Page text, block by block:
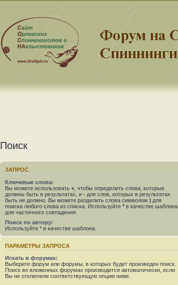
Поиск
ЗАПРОС
Ключевые слова:
Вы можете использовать + , чтобы определить слова, которые
должны быть в результатах, и - для слов, которых в результатах
быть не должно. Вы можете разделить слова символом | для
поиска любого слова из списка. Используйте * в качестве шаблона
для частичного совпадения.
Поиск по автору:
Используйте * в качестве шаблона.
ПАРАМЕТРЫ ЗАПРОСА
Искать в форумах:
Выберите форум или форумы, в которых будет произведен поиск.
Поиск во вложенных форумах производится автоматически, если
Вы не отключили соответствующую опцию ниже.